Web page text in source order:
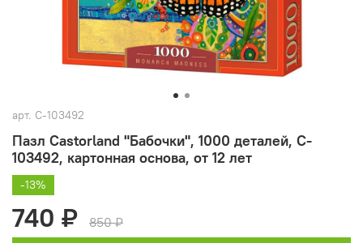
арт. C-103492
Пазл Castorland "Бабочки", 1000 деталей, C-
103492, картонная основа, от 12 лет
-13%
740 ₽
850 ₽